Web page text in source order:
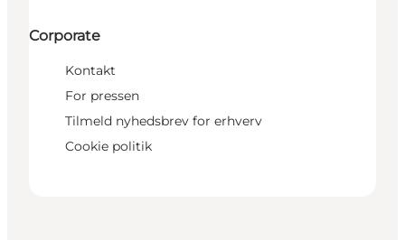
Corporate
Kontakt
For pressen
Tilmeld nyhedsbrev for erhverv
Cookie politik